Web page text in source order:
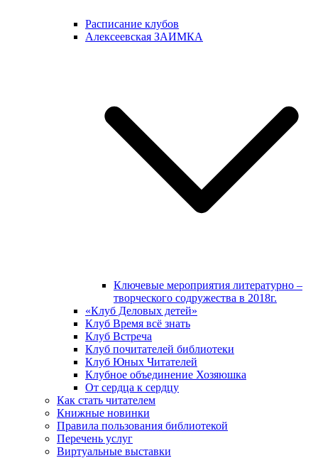
Расписание клубов
Алексеевская ЗАИМКА
Ключевые мероприятия литературно –
творческого содружества в 2018г.
«Клуб Деловых детей»
Клуб Время всё знать
Клуб Встреча
Клуб почитателей библиотеки
Клуб Юных Читателей
Клубное объединение Хозяюшка
От сердца к сердцу
Как стать читателем
Книжные новинки
Правила пользования библиотекой
Перечень услуг
Виртуальные выставки